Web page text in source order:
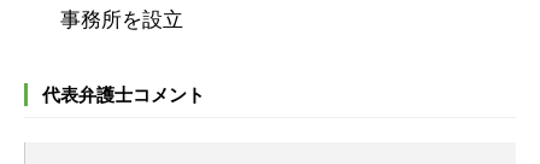
事務所を設立
代表弁護士コメント